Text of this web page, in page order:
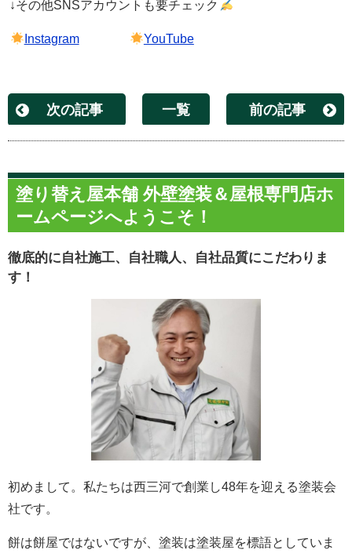
↓その他SNSアカウントも要チェック
Instagram YouTube
次の記事 一覧 前の記事
塗り替え屋本舗 外壁塗装＆屋根専門店ホ
ームページへようこそ！
徹底的に自社施工、自社職人、自社品質にこだわりま
す！
初めまして。私たちは西三河で創業し48年を迎える塗装会
社です。
餅は餅屋ではないですが、塗装は塗装屋を標語としていま